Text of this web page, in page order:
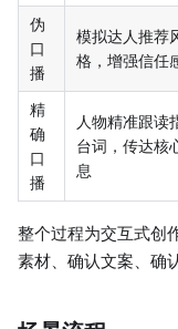
伪
口
播
模拟达人推荐
格，增强信任
精
确
口
播
人物精准跟读
台词，传达核
息
整个过程为交互式创
素材、确认文案、确